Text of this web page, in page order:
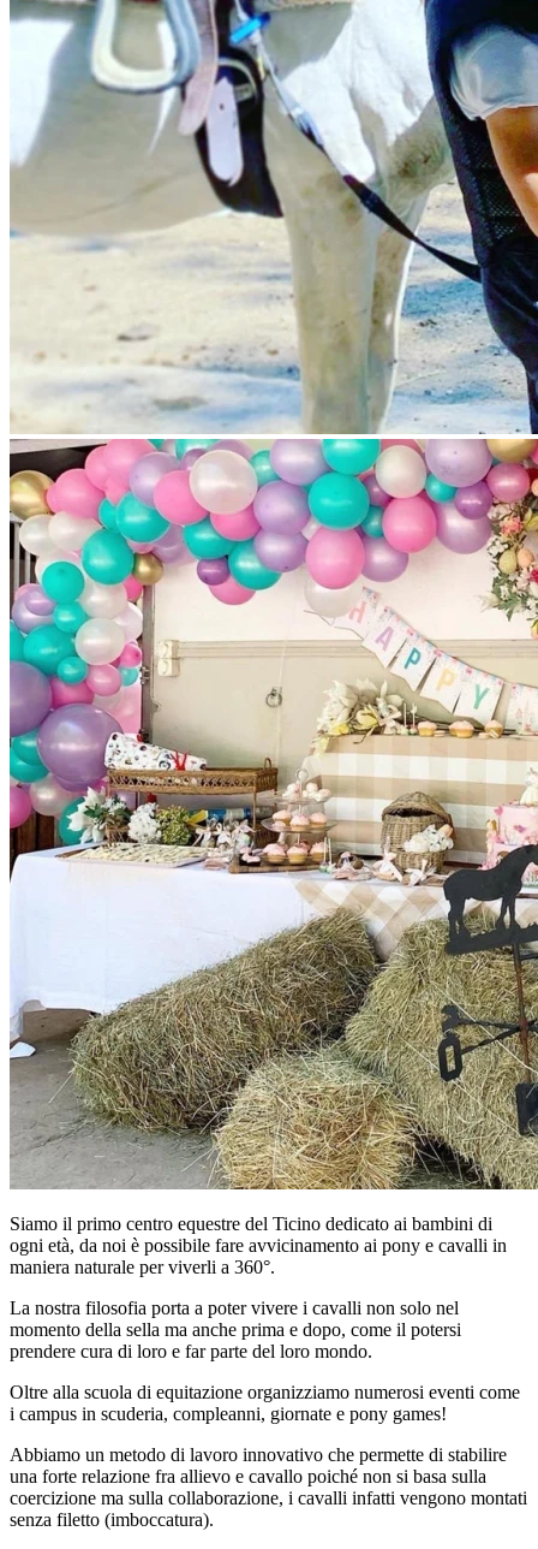
Siamo il primo centro equestre del Ticino dedicato ai bambini di
ogni età, da noi è possibile fare avvicinamento ai pony e cavalli in
maniera naturale per viverli a 360°.
La nostra filosofia porta a poter vivere i cavalli non solo nel
momento della sella ma anche prima e dopo, come il potersi
prendere cura di loro e far parte del loro mondo.
Oltre alla scuola di equitazione organizziamo numerosi eventi come
i campus in scuderia, compleanni, giornate e pony games!
Abbiamo un metodo di lavoro innovativo che permette di stabilire
una forte relazione fra allievo e cavallo poiché non si basa sulla
coercizione ma sulla collaborazione, i cavalli infatti vengono montati
senza filetto (imboccatura).